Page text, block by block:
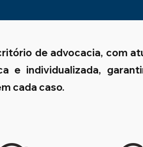
de advocacia, com
e individualizada,
cada caso.